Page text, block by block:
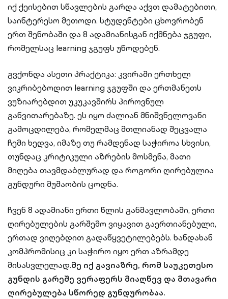
იქ ქეისებით სწავლების გარდა აქვთ დამატებითი,
საინტერესო მეთოდი. სტუდენტები ცხოვრობენ
ერთ შენობაში და 8 ადამიანისგან იქმნება ჯგუფი,
რომელსაც learning ჯგუფს უწოდებენ.
გვქონდა ასეთი პრაქტიკა: კვირაში ერთხელ
ვიკრიბებოდით learning ჯგუფში და ერთმანეთს
ვუზიარებდით უკუკავშირს პიროვნულ
განვითარებაზე. ეს იყო ძალიან მნიშვნელოვანი
გამოცდილება, რომელმაც მთლიანად შეცვალა
ჩემი ხედვა, იმაზე თუ რამდენად საჭიროა სხვისი,
თუნდაც კრიტიკული აზრების მოსმენა, მათი
მიღება თავმდაბლურად და როგორი ღირებულია
გუნდური მუშაობის ცოდნა.
ჩვენ 8 ადამიანი ერთი წლის განმავლობაში, ერთი
ღირებულების გარშემო ვიყავით გაერთიანებული,
ერთად ვიღებდით გადაწყვეტილებებს. ხანდახან
კომპრომისიც კი საჭირო იყო ერთ აზრამდე
მისასვლელად.მე იქ გავიაზრე, რომ საუკეთესო
გუნდის გარეშე ვერაფერს მიაღწევ და მთავარი
ღირებულება სწორედ გუნდურობაა.